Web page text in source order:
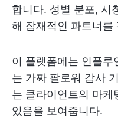
합니다. 성별 분포, 시
해 잠재적인 파트너를
이 플랫폼에는 인플
는 가짜 팔로워 감사
는 클라이언트의 마케
있음을 보여줍니다.